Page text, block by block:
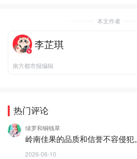
本文作者
李芷琪
南方都市报编辑
热门评论
绿罗和铜钱草
岭南佳果的品质和信誉不容侵犯。
2026-06-10